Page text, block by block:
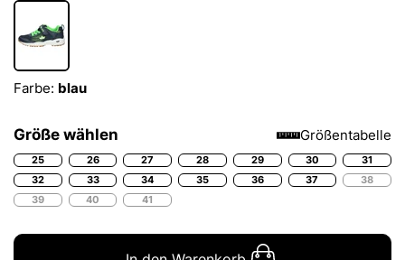
Farbe: blau
Größe wählen Größentabelle
25 26 27 28 29 30
31
32
33 34 35 36 37
38
39
40 41